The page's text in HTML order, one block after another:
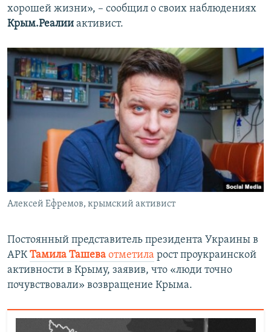
хорошей жизни», – сообщил о своих наблюдениях
Крым.Реалии активист.
Алексей Ефремов, крымский активист
Постоянный представитель президента Украины в
АРКТамила Ташева отметила рост проукраинской
активности в Крыму, заявив, что «люди точно
почувствовали» возвращение Крыма.